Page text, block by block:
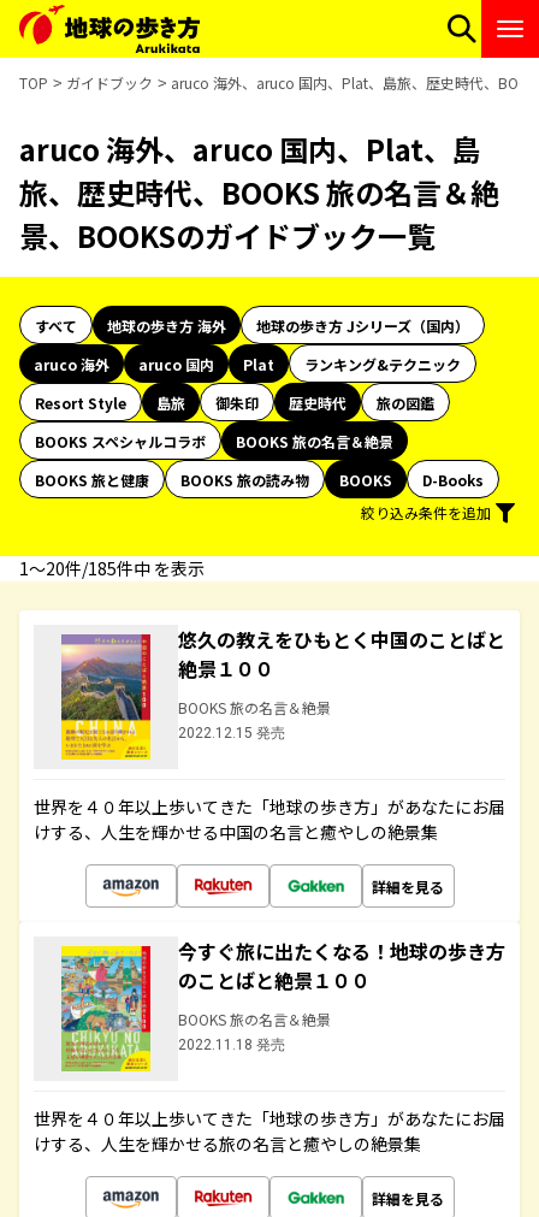
TOP ガイドブック aruco 海外、aruco 国内、Plat、島旅、歴史時代、
aruco 海外、aruco 国内、Plat、島
旅、歴史時代、BOOKS 旅の名言＆絶
景、BOOKSのガイドブック一覧
すべて 地球の歩き方 海外
地球の歩き方 Jシリーズ（国内）
aruco 海外
aruco 国内 Plat
ランキング&テクニック
Resort Style
島旅 御朱印 歴史時代
旅の図鑑
BOOKS スペシャルコラボ
BOOKS 旅の名言＆絶景
BOOKS 旅と健康
BOOKS 旅の読み物 BOOKS
D-Books
絞り込み条件を追加
1〜20件/185件中 を表示
悠久の教えをひもとく中国のことばと
絶景１００
BOOKS 旅の名言＆絶景
2022.12.15 発売
世界を４０年以上歩いてきた「地球の歩き方」があなたにお届
けする、人生を輝かせる中国の名言と癒やしの絶景集
詳細を見る
今すぐ旅に出たくなる！地球の歩き方
のことばと絶景１００
BOOKS 旅の名言＆絶景
2022.11.18 発売
世界を４０年以上歩いてきた「地球の歩き方」があなたにお届
けする、人生を輝かせる旅の名言と癒やしの絶景集
詳細を見る